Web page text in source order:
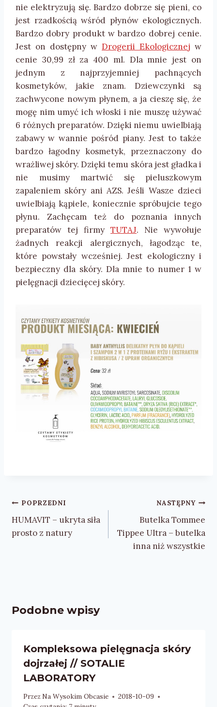
nie elektryzują się. Bardzo dobrze się pieni, co
jest rzadkością wśród płynów ekologicznych.
Bardzo dobry produkt w bardzo dobrej cenie.
Jest on dostępny w Drogerii Ekologicznej w
cenie 30,99 zł za 400 ml. Dla mnie jest on
jednym z najprzyjemniej pachnących
kosmetyków, jakie znam. Dziewczynki są
zachwycone nowym płynem, a ja cieszę się, że
mogę nim umyć ich włoski i nie muszę używać
6 różnych preparatów. Dzięki niemu uwielbiają
zabawy w wannie pośród piany. Jest to także
bardzo łagodny kosmetyk, przeznaczony do
wrażliwej skóry. Dzięki temu skóra jest gładka i
nie musimy martwić się pieluszkowym
zapaleniem skóry ani AZS. Jeśli Wasze dzieci
uwielbiają kąpiele, koniecznie spróbujcie tego
płynu. Zachęcam też do poznania innych
preparatów tej firmy TUTAJ. Nie wywołuje
żadnych reakcji alergicznych, łagodząc te,
które powstały wcześniej. Jest ekologiczny i
bezpieczny dla skóry. Dla mnie to numer 1 w
pielęgnacji dziecięcej skóry.
Nawigacja
wpisu
POPRZEDNI
HUMAVIT – ukryta siła
prosto z natury
NASTĘPNY
Butelka Tommee
Tippee Ultra – butelka
inna niż wszystkie
Podobne wpisy
Kompleksowa pielęgnacja skóry
dojrzałej // SOTALIE
LABORATORY
Przez Na Wysokim Obcasie
2018-10-09